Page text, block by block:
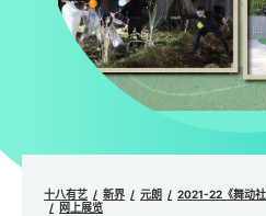
十八有艺 新界 元朗
2021-22《舞动
网上展览